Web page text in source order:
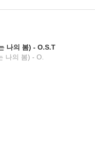
나의 봄) - O.S.T
나의 봄) - O.